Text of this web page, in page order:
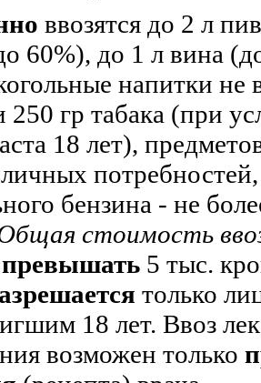
ввозятся до 2 л
60%), до 1 л вина
напитки не
250 гр табака (при
18 лет),
бензина - не
стоимость
5 тыс.
только
18 лет. Ввоз
возможен только